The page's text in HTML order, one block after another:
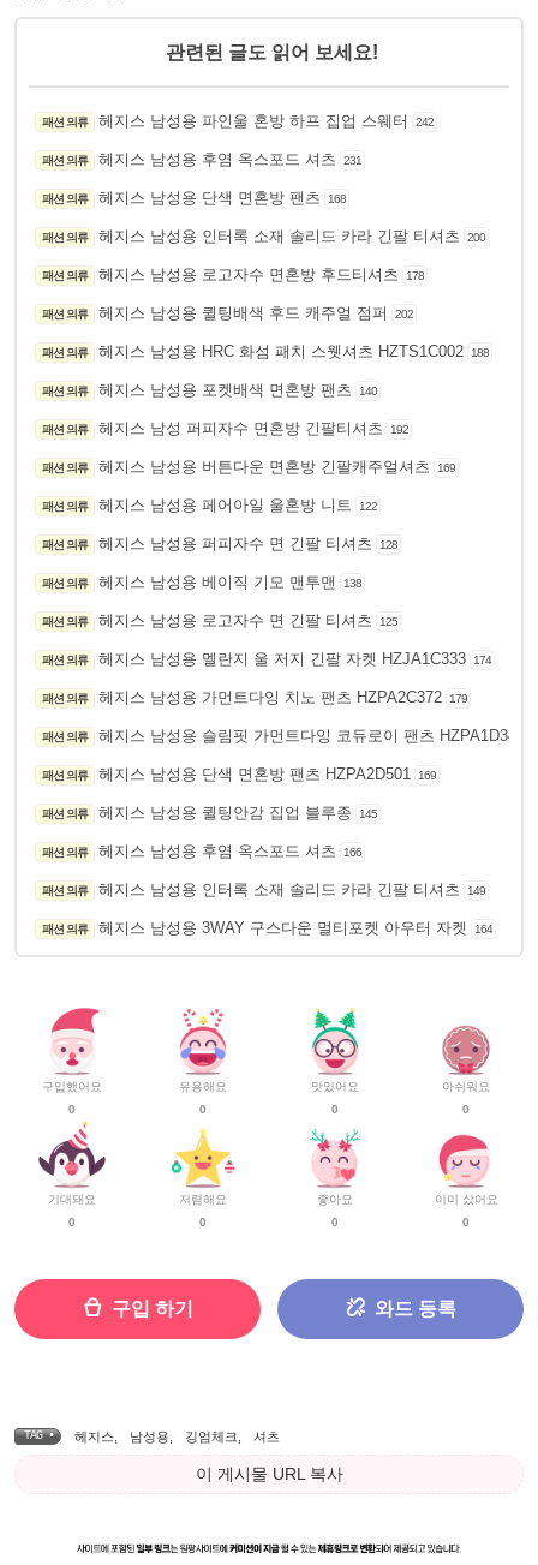
관련된 글도 읽어 보세요!
패션 의류 헤지스 남성용 파인울 혼방 하프 집업 스웨터 242
패션 의류 헤지스 남성용 후염 옥스포드 셔츠 231
패션 의류 헤지스 남성용 단색 면혼방 팬츠 168
패션 의류 헤지스 남성용 인터록 소재 솔리드 카라 긴팔 티셔츠 200
패션 의류 헤지스 남성용 로고자수 면혼방 후드티셔츠 178
패션 의류 헤지스 남성용 퀼팅배색 후드 캐주얼 점퍼 202
패션 의류 헤지스 남성용 HRC 화섬 패치 스웻셔츠 HZTS1C002 188
패션 의류 헤지스 남성용 포켓배색 면혼방 팬츠 140
패션 의류 헤지스 남성 퍼피자수 면혼방 긴팔티셔츠 192
패션 의류 헤지스 남성용 버튼다운 면혼방 긴팔캐주얼셔츠 169
패션 의류 헤지스 남성용 페어아일 울혼방 니트 122
패션 의류 헤지스 남성용 퍼피자수 면 긴팔 티셔츠 128
패션 의류 헤지스 남성용 베이직 기모 맨투맨 138
패션 의류 헤지스 남성용 로고자수 면 긴팔 티셔츠 125
패션 의류 헤지스 남성용 멜란지 울 저지 긴팔 자켓 HZJA1C333 174
패션 의류 헤지스 남성용 가먼트다잉 치노 팬츠 HZPA2C372 179
패션 의류 헤지스 남성용 슬림핏 가먼트다잉 코듀로이 팬츠 HZPA1D342
패션 의류 헤지스 남성용 단색 면혼방 팬츠 HZPA2D501 169
패션 의류 헤지스 남성용 퀼팅안감 집업 블루종 145
패션 의류 헤지스 남성용 후염 옥스포드 셔츠 166
패션 의류 헤지스 남성용 인터록 소재 솔리드 카라 긴팔 티셔츠 149
패션 의류 헤지스 남성용 3WAY 구스다운 멀티포켓 아우터 자켓 164
구입했어요
0
기대돼요
0
유용해요
0
저렴해요
0
맛있어요
0
좋아요
0
아쉬워요
0
이미 샀어요
0
구입 하기 와드 등록
TAG • 헤지스 남성용 깅엄체크 셔츠
이 게시물 URL 복사